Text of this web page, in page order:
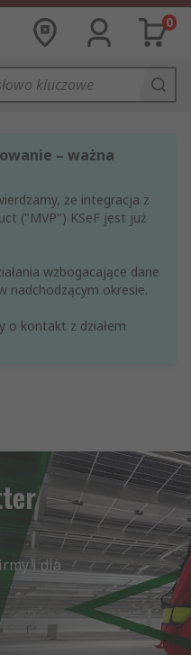
0
– ważna
że integracja z
("MVP") KSeF jest już
wzbogacające dane
nadchodzącym okresie.
o kontakt z działem
i dla